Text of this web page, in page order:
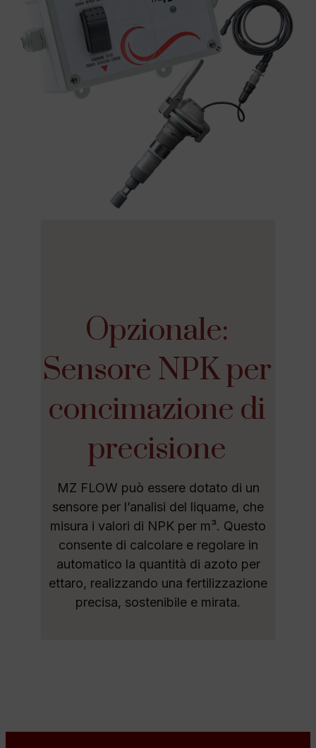
Opzionale:
Sensore NPK per
concimazione di
precisione
MZ FLOW può essere dotato di un
sensore per l’analisi del liquame, che
misura i valori di NPK per m³. Questo
consente di calcolare e regolare in
automatico la quantità di azoto per
ettaro, realizzando una fertilizzazione
precisa, sostenibile e mirata.